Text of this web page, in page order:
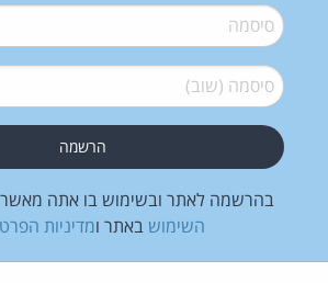
סיסמה*
סיסמה (שוב)*
בהרשמה לאתר ובשימוש בו אתה
השימוש באתר ומדיניות